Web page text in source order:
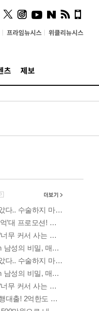
프라임뉴시스 위클리뉴시스
츠 제보
시, 스마트폰 액세서리에
NFC 더했다